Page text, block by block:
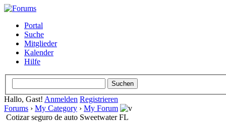
Portal
Suche
Mitglieder
Kalender
Hilfe
Hallo, Gast! Anmelden Registrieren
Forums › My Category › My Forum
Cotizar seguro de auto Sweetwater FL